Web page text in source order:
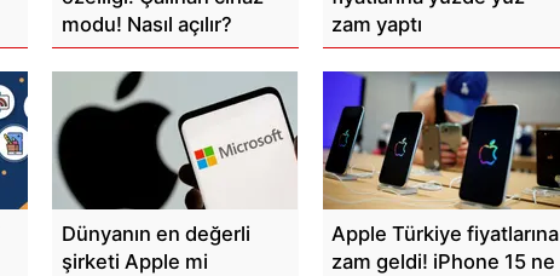
modu! Nasıl açılır?
zam yaptı
Dünyanın en değerli
şirketi Apple mi
Apple Türkiye fiyatlarına
zam geldi! iPhone 15 ne